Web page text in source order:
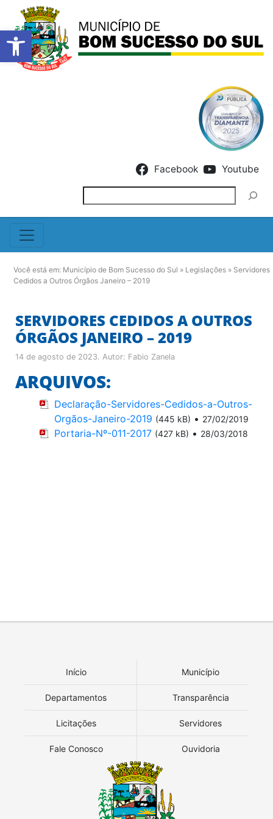
Barra de Ferramentas
Facebook Youtube
Você está em: Município de Bom Sucesso do Sul » Legislações » Servidores
Cedidos a Outros Órgãos Janeiro – 2019
SERVIDORES CEDIDOS A OUTROS
ÓRGÃOS JANEIRO – 2019
14 de agosto de 2023. Autor: Fabio Zanela
ARQUIVOS:
Declaração-Servidores-Cedidos-a-Outros-
Orgãos-Janeiro-2019 (445 kB) • 27/02/2019
Portaria-Nº-011-2017 (427 kB) • 28/03/2018
Início Município
Departamentos Transparência
Licitações Servidores
Fale Conosco Ouvidoria